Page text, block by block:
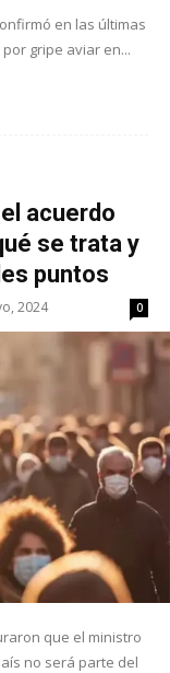
en las últimas
gripe aviar en...
acuerdo
se trata y
puntos
2024 0
que el ministro
no será parte del